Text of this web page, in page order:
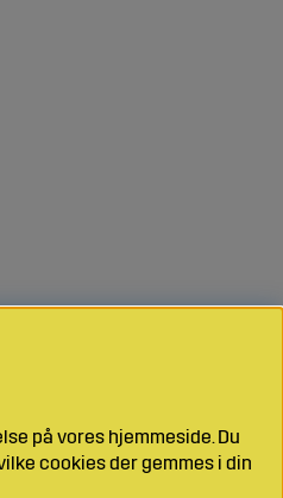
på vores hjemmeside. Du
cookies der gemmes i din